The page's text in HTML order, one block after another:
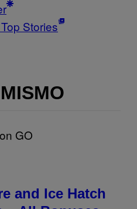
Stories
and Ice Hatch